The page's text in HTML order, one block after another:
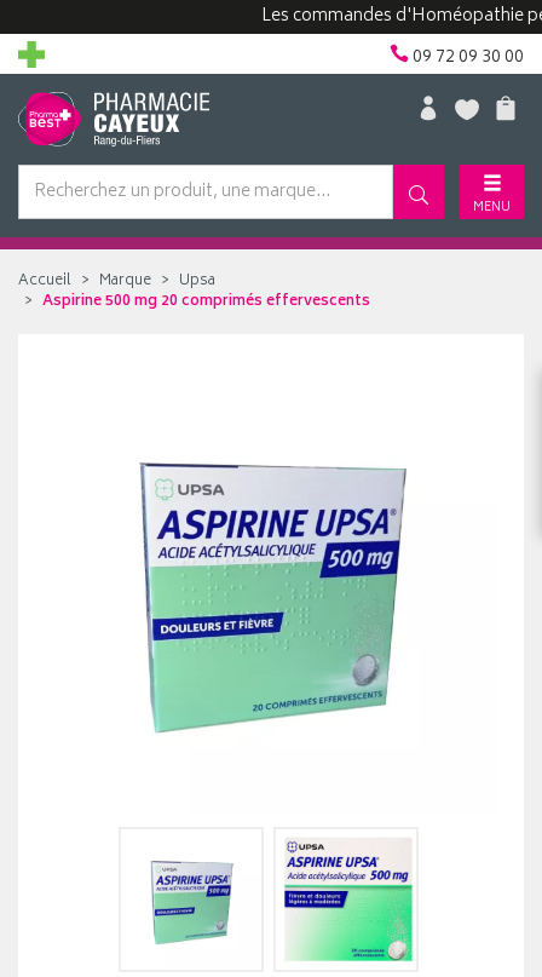
Les commandes d'Homéopathie
09 72 09 30 00
MENU
Accueil Marque
Upsa
Aspirine 500 mg 20 comprimés effervescents